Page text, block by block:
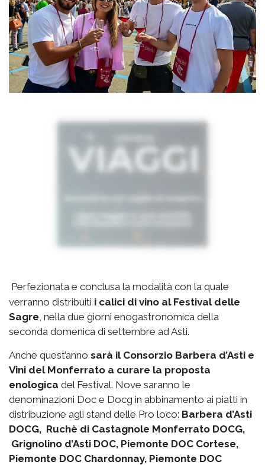
Perfezionata e conclusa la modalità con la quale
verranno distribuiti i calici di vino al Festival delle
Sagre , nella due giorni enogastronomica della
seconda domenica di settembre ad Asti.
Anche quest’anno sarà il Consorzio Barbera d’Asti e
Vini del Monferrato a curare la proposta
enologica del Festival. Nove saranno le
denominazioni Doc e Docg in abbinamento ai piatti in
distribuzione agli stand delle Pro loco: Barbera d’Asti
DOCG, Ruchè di Castagnole Monferrato DOCG,
Grignolino d’Asti DOC, Piemonte DOC Cortese,
Piemonte DOC Chardonnay, Piemonte DOC